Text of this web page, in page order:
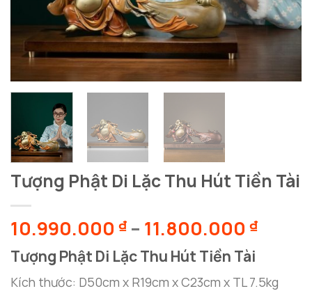
Tượng Phật Di Lặc Thu Hút Tiền Tài
10.990.000 ₫ – 11.800.000 ₫
Tượng Phật Di Lặc Thu Hút Tiền Tài
Kích thước: D50cm x R19cm x C23cm x TL 7.5kg